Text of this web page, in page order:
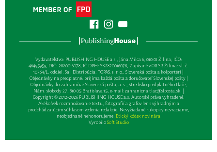
Vydavateľsťvo: PUBLISHING HOUSE a.s., Jána Milca 6, 010 01 Žilina, IČO:
46495959, DIČ: 2820016078, IČ DPH: SK2820016078, Zapísané v OR SR Žilina: vl. č.
10764/L, oddiel: Sa | Distribúcia: TOPAS, s. r. o., Slovenská pošta a kolportéri |
Objednávky na predplatné: prijíma každá pošta a doručovateľ Slovenskej pošty |
Objednávky do zahraničia: Slovenská pošta, a. s., Stredisko predplatného tlače,
Nám. slobody 27, 810 05 Bratislava 15, e-mail:zahranicna.tlac@slposta.sk. |
Copyright © 2012-2026 PUBLISHING HOUSE a.s. Autorské práva vyhradené.
Akékoľvek rozmnožovanie textu, fotografií a grafov len s výhradným a
predchádzajúcim súhlasom vedenia redakcie. Nevyžiadané rukopisy nevraciame,
neobjednané nehonorujeme. Etický kódex novinára
VyrobiloSoft Studio